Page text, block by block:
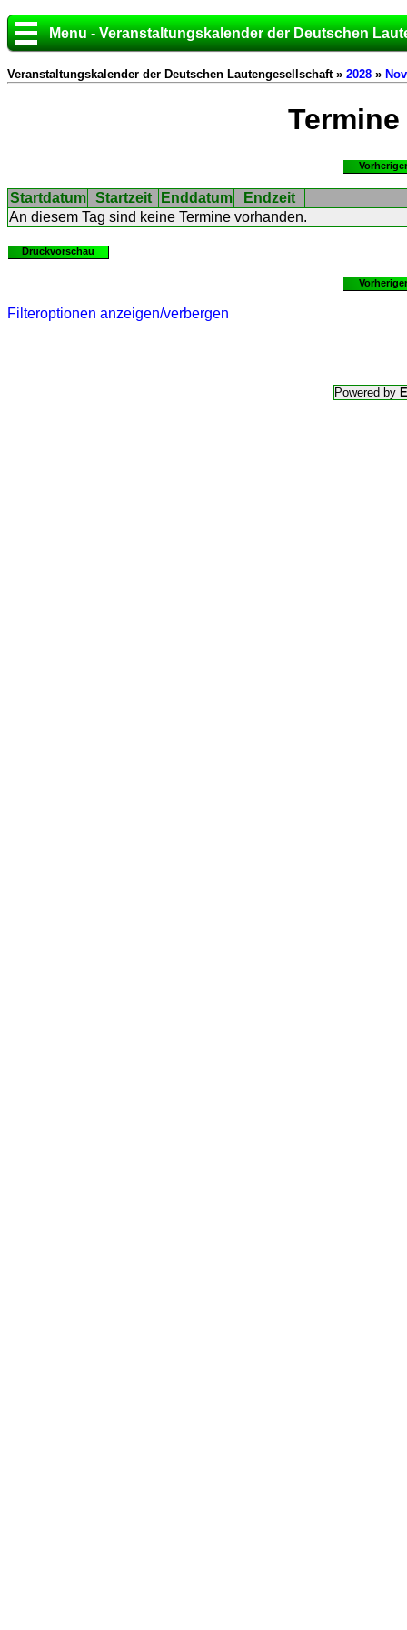
Menu - Veranstaltungskalender der Deutschen
Veranstaltungskalender der Deutschen Lautengesellschaft » 2028 »
Termine
Startdatum Startzeit Enddatum
Endzeit
An diesem Tag sind keine Termine vorhanden.
Druckvorschau
Filteroptionen anzeigen/verbergen
Powered by